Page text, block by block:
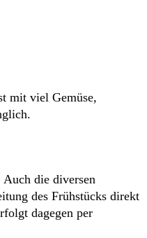
mit viel Gemüse,
die diversen
des Frühstücks direkt
dagegen per